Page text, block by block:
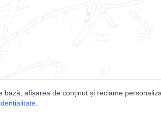
afișarea de conținut și reclame